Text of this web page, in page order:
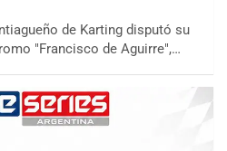
de Karting disputó su
"Francisco de Aguirre",…